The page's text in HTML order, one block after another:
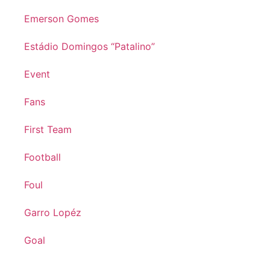
Emerson Gomes
Estádio Domingos “Patalino”
Event
Fans
First Team
Football
Foul
Garro Lopéz
Goal